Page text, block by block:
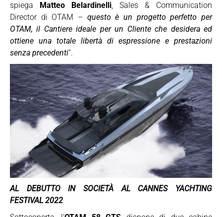
spiega Matteo Belardinelli, Sales & Communication
Director di OTAM – questo è un progetto perfetto per
OTAM, il Cantiere ideale per un Cliente che desidera ed
ottiene una totale libertà di espressione e prestazioni
senza precedenti”.
AL DEBUTTO IN SOCIETÀ AL CANNES YACHTING
FESTIVAL 2022